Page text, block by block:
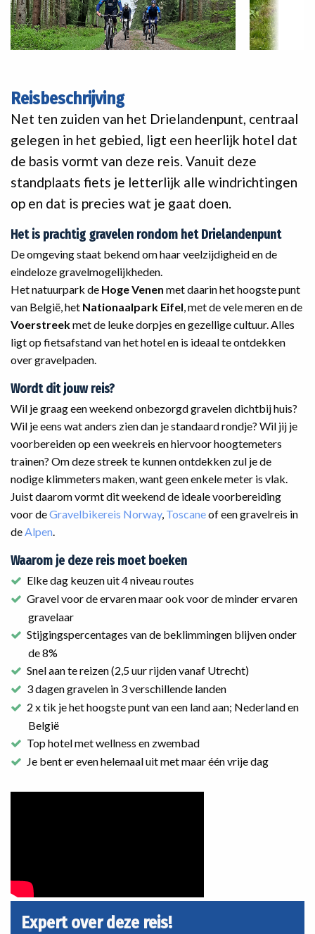
Reisbeschrijving
Net ten zuiden van het Drielandenpunt, centraal
gelegen in het gebied, ligt een heerlijk hotel dat
de basis vormt van deze reis. Vanuit deze
standplaats fiets je letterlijk alle windrichtingen
op en dat is precies wat je gaat doen.
Het is prachtig gravelen rondom het Drielandenpunt
De omgeving staat bekend om haar veelzijdigheid en de
eindeloze gravelmogelijkheden.
Het natuurpark de Hoge Venen met daarin het hoogste punt
van België, het Nationaalpark Eifel , met de vele meren en de
Voerstreekmet de leuke dorpjes en gezellige cultuur. Alles
ligt op fietsafstand van het hotel en is ideaal te ontdekken
over gravelpaden.
Wordt dit jouw reis?
Wil je graag een weekend onbezorgd gravelen dichtbij huis?
Wil je eens wat anders zien dan je standaard rondje? Wil jij je
voorbereiden op een weekreis en hiervoor hoogtemeters
trainen? Om deze streek te kunnen ontdekken zul je de
nodige klimmeters maken, want geen enkele meter is vlak.
Juist daarom vormt dit weekend de ideale voorbereiding
voor deGravelbikereis Norway, Toscaneof een gravelreis in
de Alpen
Waarom je deze reis moet boeken
Elke dag keuzen uit 4 niveau routes
Gravel voor de ervaren maar ook voor de minder ervaren
gravelaar
Stijgingspercentages van de beklimmingen blijven onder
de 8%
Snel aan te reizen (2,5 uur rijden vanaf Utrecht)
3 dagen gravelen in 3 verschillende landen
2 x tik je het hoogste punt van een land aan; Nederland en
België
Top hotel met wellness en zwembad
Je bent er even helemaal uit met maar één vrije dag
Expert over deze reis!